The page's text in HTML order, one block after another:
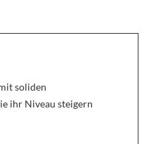
soliden
ihr Niveau steigern